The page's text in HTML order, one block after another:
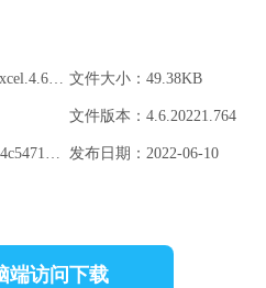
文件名称：C1.WPF.DataGrid.Excel.4.6.2.dll 文件大小：49.38KB
文件版本：4.6.20221.764
文件MD5：186b192e629981b4e4c5471f33e7b105 发布日期：2022-06-10
端访问下载